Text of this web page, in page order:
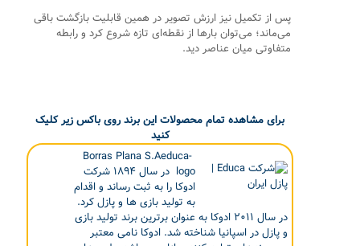
پس از تکمیل نیز ارزش تصویر در همین قابلیت بازگشت باقی
می‌ماند؛ می‌توان بارها از نقطه‌ای تازه شروع کرد و رابطه
متفاوتی میان عناصر دید.
برای مشاهده تمام محصولات این برند روی باکس زیر کلیک
کنید
Borras Plana S.Aeduca-
logo در سال ۱۸۹۴ شرکت
ادوکا را به ثبت رساند و اقدام
به تولید بازی ها و پازل کرد.
در سال ۲۰۱۱ ادوکا به عنوان برترین برند تولید بازی
و پازل در اسپانیا شناخته شد. ادوکا نامی معتبر